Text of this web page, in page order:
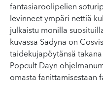
fantasiaroolipelien
levinneet ympäri nettiä
julkaistu monilla
kuvassa Sadyna on
taidekujapöytänsä
Popcult Dayn
omasta fanittamisestaan